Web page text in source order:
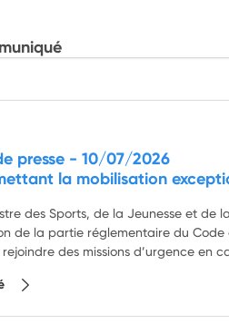
presse- 10/07/2026
la mobilisation
des Sports, de la Jeunesse et de
de la partie réglementaire du
des missions d’urgence en